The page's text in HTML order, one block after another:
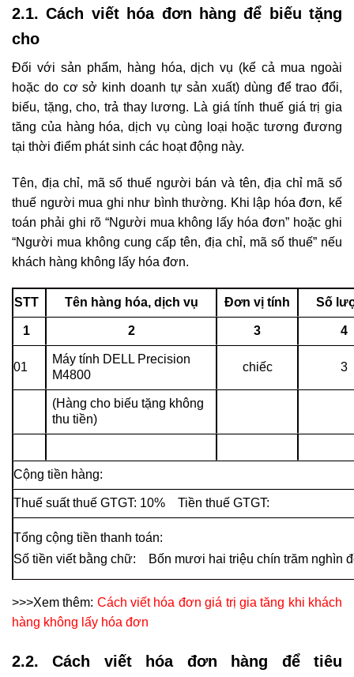
2.1. Cách viết hóa đơn hàng để biếu tặng
cho
Đối với sản phẩm, hàng hóa, dịch vụ (kể cả mua ngoài
hoặc do cơ sở kinh doanh tự sản xuất) dùng để trao đổi,
biếu, tặng, cho, trả thay lương. Là giá tính thuế giá trị gia
tăng của hàng hóa, dịch vụ cùng loại hoặc tương đương
tại thời điểm phát sinh các hoạt động này.
Tên, địa chỉ, mã số thuế người bán và tên, địa chỉ mã số
thuế người mua ghi như bình thường. Khi lập hóa đơn, kế
toán phải ghi rõ “Người mua không lấy hóa đơn” hoặc ghi
“Người mua không cung cấp tên, địa chỉ, mã số thuế” nếu
khách hàng không lấy hóa đơn.
STT Tên hàng hóa, dịch vụ Đơn vị tính Số
1 2 3 4
01
Máy tính DELL Precision
M4800
chiếc 3
(Hàng cho biếu tặng không
thu tiền)
Cộng tiền hàng:
Thuế suất thuế GTGT: 10% Tiền
Tổng cộng tiền thanh
Số tiền viết bằng chữ: Bốn mươi hai triệu chín trăm nghìn
>>>Xem thêm: Cách viết hóa đơn giá trị gia tăng khi khách
hàng không lấy hóa đơn
2.2. Cách viết hóa đơn hàng để tiêu